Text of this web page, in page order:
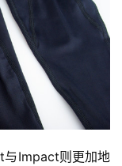
与Impact则更加地